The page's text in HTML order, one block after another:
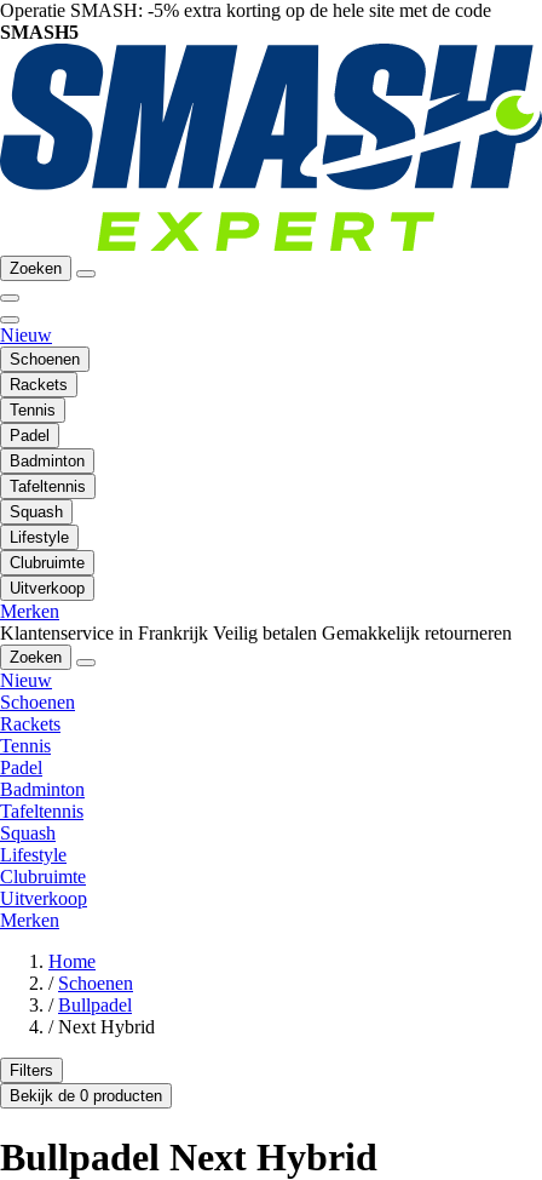
Operatie SMASH: -5% extra korting op de hele site met de code
SMASH5
Zoeken
Nieuw
Schoenen
Rackets
Tennis
Padel
Badminton
Tafeltennis
Squash
Lifestyle
Clubruimte
Uitverkoop
Merken
Klantenservice in Frankrijk Veilig betalen Gemakkelijk retourneren
Zoeken
Nieuw
Schoenen
Rackets
Tennis
Padel
Badminton
Tafeltennis
Squash
Lifestyle
Clubruimte
Uitverkoop
Merken
Home
/ Schoenen
/ Bullpadel
/ Next Hybrid
Filters
Bekijk de 0 producten
Bullpadel Next Hybrid